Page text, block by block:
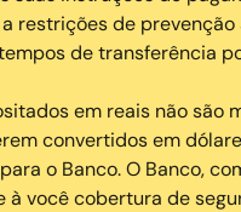
restrições de prevenção
de transferência
em reais não são
convertidos em
o Banco. O Banco,
à você cobertura de